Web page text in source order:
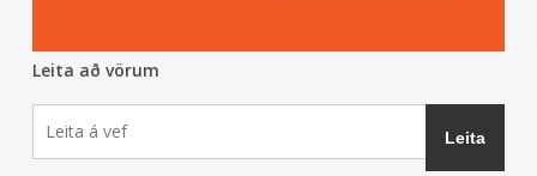
Leita að vörum